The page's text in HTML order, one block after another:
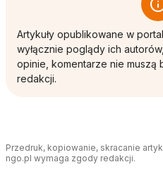
Artykuły opublikowane w
wyłącznie poglądy ich
opinie, komentarze nie muszą
redakcji.
Przedruk, kopiowanie, skracanie
ngo.pl wymaga zgody redakcji.